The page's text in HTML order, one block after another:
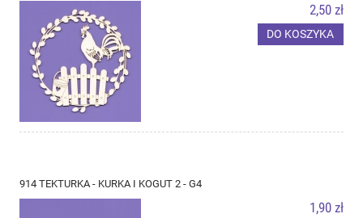
2,50 zł
DO KOSZYKA
914 TEKTURKA - KURKA I KOGUT 2 - G4
1,90 zł